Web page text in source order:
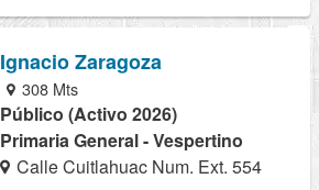
Ignacio Zaragoza
308 Mts
Público (Activo 2026)
Primaria General - Vespertino
Calle Cuitlahuac Num. Ext. 554